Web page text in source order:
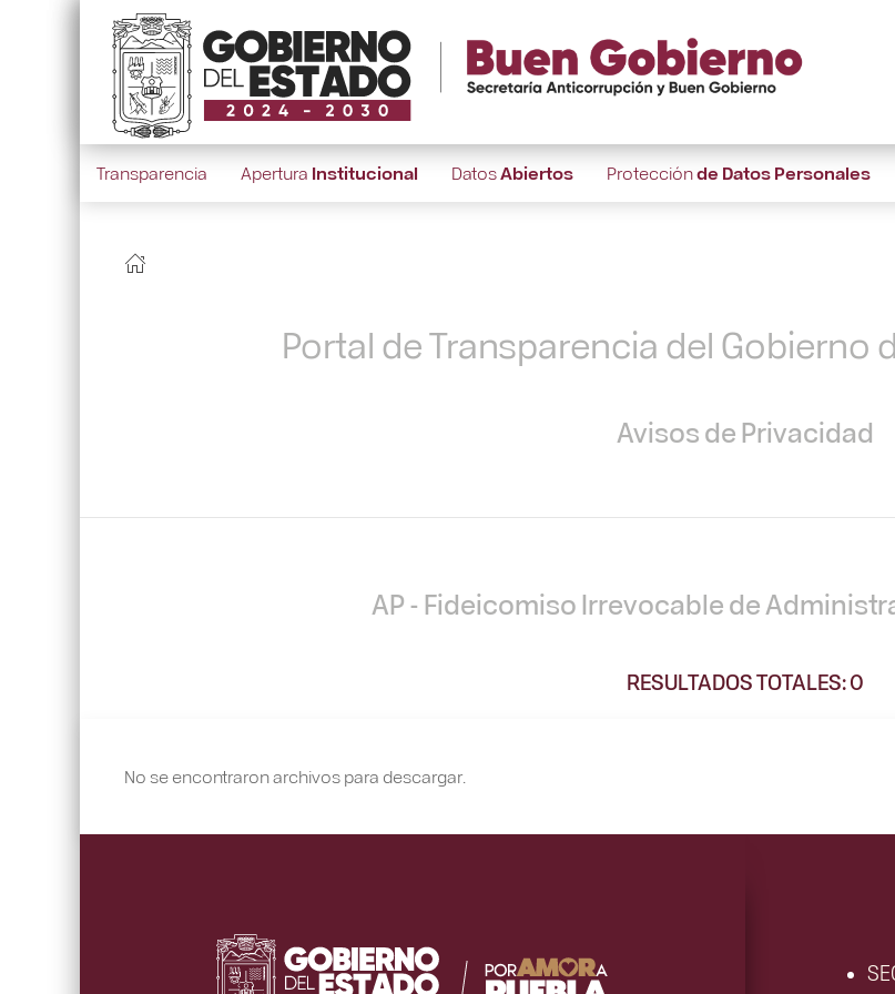
Transparencia Apertura Institucional DatosAbiertos Protecciónde Datos Personales
Portal de Transparencia del Gobierno
Avisos de Privacidad
AP - Fideicomiso Irrevocable de
RESULTADOS TOTALES: 0
No se encontraron archivos para descargar.